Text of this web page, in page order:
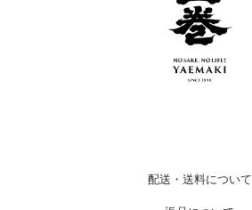
配送・送料について